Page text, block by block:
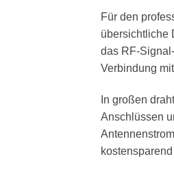
Für den
übersichtliche
das RF-
Verbindung
In großen
Anschlüssen